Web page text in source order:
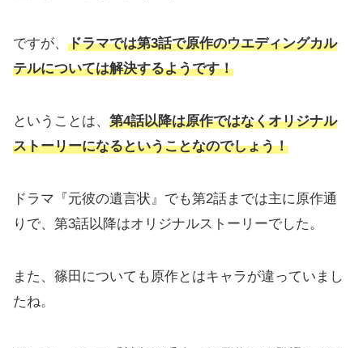
ですが、 ドラマでは第3話で原作のウエディングカル
テルについては解決するようです！
ということは、 第4話以降は原作ではなくオリジナル
ストーリーになるということなのでしょう！
ドラマ『元彼の遺言状』でも第2話までは主に原作通
りで、第3話以降はオリジナルストーリーでした。
また、篠田についても原作とはキャラが違っていまし
たね。